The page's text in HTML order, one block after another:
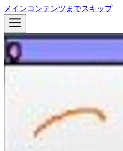
メインコンテンツまでスキップ